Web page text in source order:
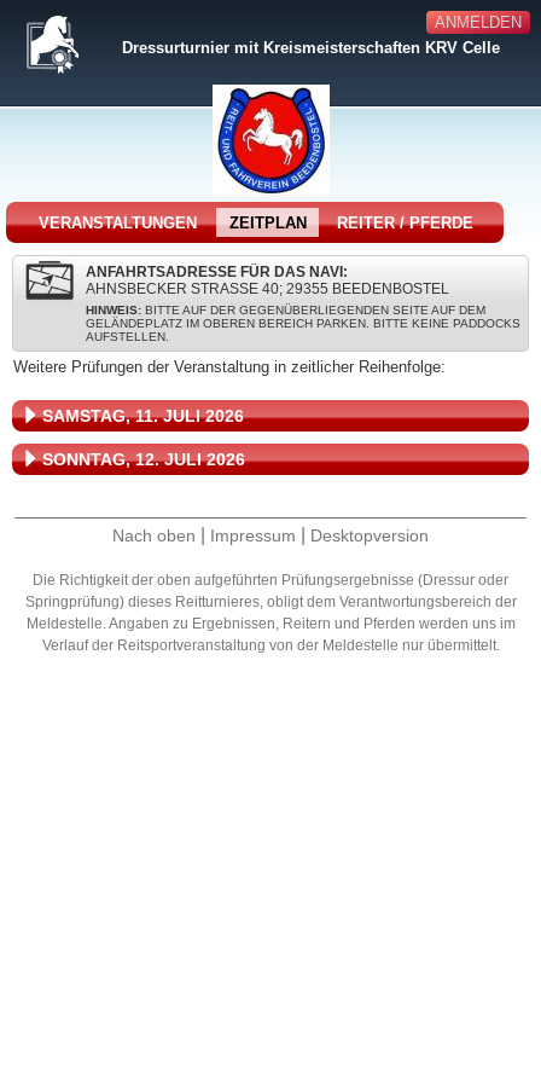
ANMELDEN
Dressurturnier mit Kreismeisterschaften KRV Celle
VERANSTALTUNGEN ZEITPLAN REITER / PFERDE
ANFAHRTSADRESSE FÜR DAS NAVI:
AHNSBECKER STRASSE 40; 29355 BEEDENBOSTEL
HINWEIS: BITTE AUF DER GEGENÜBERLIEGENDEN SEITE AUF DEM
GELÄNDEPLATZ IM OBEREN BEREICH PARKEN. BITTE KEINE PADDOCKS
AUFSTELLEN.
Weitere Prüfungen der Veranstaltung in zeitlicher Reihenfolge:
SAMSTAG, 11. JULI 2026
SONNTAG, 12. JULI 2026
Nach oben Impressum Desktopversion
Die Richtigkeit der oben aufgeführten Prüfungsergebnisse (Dressur oder
Springprüfung) dieses Reitturnieres, obligt dem Verantwortungsbereich der
Meldestelle. Angaben zu Ergebnissen, Reitern und Pferden werden uns im
Verlauf der Reitsportveranstaltung von der Meldestelle nur übermittelt.